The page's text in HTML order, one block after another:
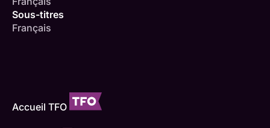
Sous-titres
Français
Accueil TFO